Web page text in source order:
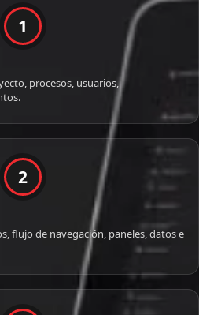
1
procesos, usuarios,
2
flujo de navegación, paneles, datos e